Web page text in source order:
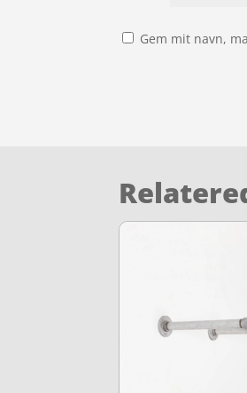
Gem mit navn,